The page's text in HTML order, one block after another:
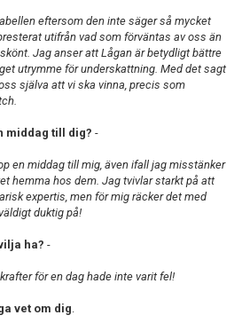
eftersom den inte säger så mycket
utifrån vad som förväntas av oss än
Jag anser att Lågan är betydligt bättre
utrymme för underskattning. Med det sagt
själva att vi ska vinna, precis som
middag till dig? -
en middag till mig, även ifall jag misstänker
hemma hos dem. Jag tvivlar starkt på att
expertis, men för mig räcker det med
duktig på!
ha? -
för en dag hade inte varit fel!
vet om dig.